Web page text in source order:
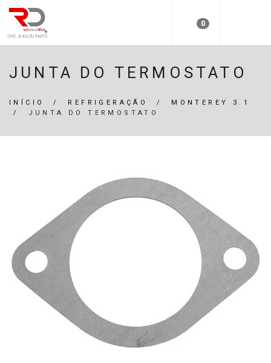
0
JUNTA DO TERMOSTATO
INÍCIO / REFRIGERAÇÃO / MONTEREY 3.1
/
JUNTA DO TERMOSTATO